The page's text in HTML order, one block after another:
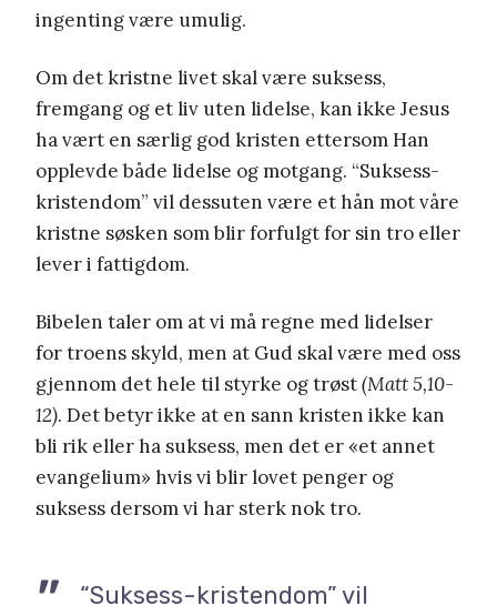
ingenting være umulig.
Om det kristne livet skal være suksess,
fremgang og et liv uten lidelse, kan ikke Jesus
ha vært en særlig god kristen ettersom Han
opplevde både lidelse og motgang. “Suksess-
kristendom” vil dessuten være et hån mot våre
kristne søsken som blir forfulgt for sin tro eller
lever i fattigdom.
Bibelen taler om at vi må regne med lidelser
for troens skyld, men at Gud skal være med oss
gjennom det hele til styrke og trøst(Matt 5,10-
12). Det betyr ikke at en sann kristen ikke kan
bli rik eller ha suksess, men det er «et annet
evangelium» hvis vi blir lovet penger og
suksess dersom vi har sterk nok tro.
“Suksess-kristendom” vil